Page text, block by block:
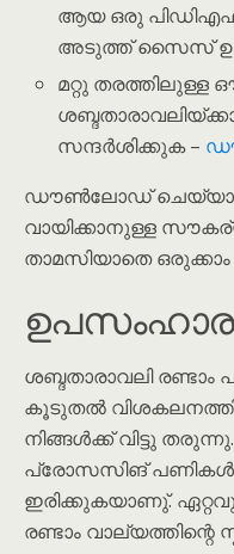
ആയ ഒരു പിഡിഎഫ്
അടുത്ത് സൈസ്
മറ്റു തരത്തിലുള്ള
സന്ദർശിക്കുക –
ഡൗൺലോഡ്
വായിക്കാനുള്ള
താമസിയാതെ
ശബ്ദതാരാവലി രണ്ടാം
കൂടുതൽ
നിങ്ങൾക്ക് വിട്ടു
പ്രോസസിങ് പണികൾ
ഇരിക്കുകയാണു്.
രണ്ടാം